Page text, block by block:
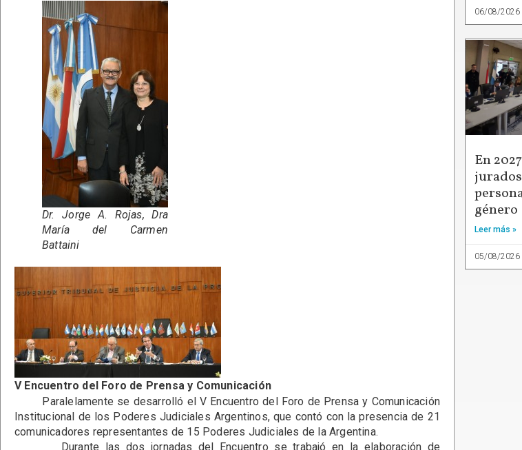
Dr. Jorge A. Rojas, Dra
María del Carmen
Battaini
V Encuentro del Foro de Prensa y Comunicación
Paralelamente se desarrolló el V Encuentro del Foro de Prensa y Comunicación
Institucional de los Poderes Judiciales Argentinos, que contó con la presencia de 21
comunicadores representantes de 15 Poderes Judiciales de la Argentina.
Durante las dos jornadas del Encuentro se trabajó en la elaboración de
06/08/2026
En
género
Leer más »
05/08/2026